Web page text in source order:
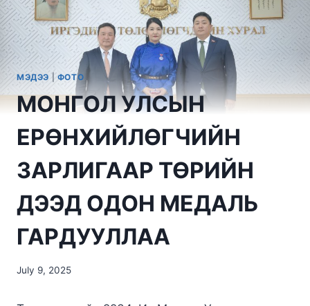
МЭДЭЭ | ФОТО
МОНГОЛ УЛСЫН
ЕРӨНХИЙЛӨГЧИЙН
ЗАРЛИГААР ТӨРИЙН
ДЭЭД ОДОН МЕДАЛЬ
ГАРДУУЛЛАА
July 9, 2025